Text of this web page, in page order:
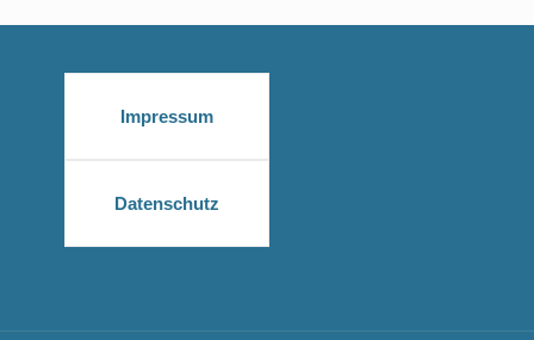
Impressum
Datenschutz